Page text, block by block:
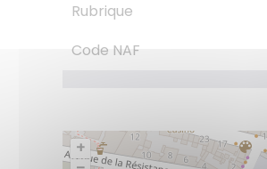
Rubrique
Code NAF
+